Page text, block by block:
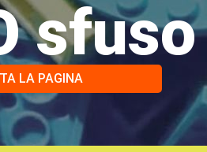
sfuso
LA PAGINA